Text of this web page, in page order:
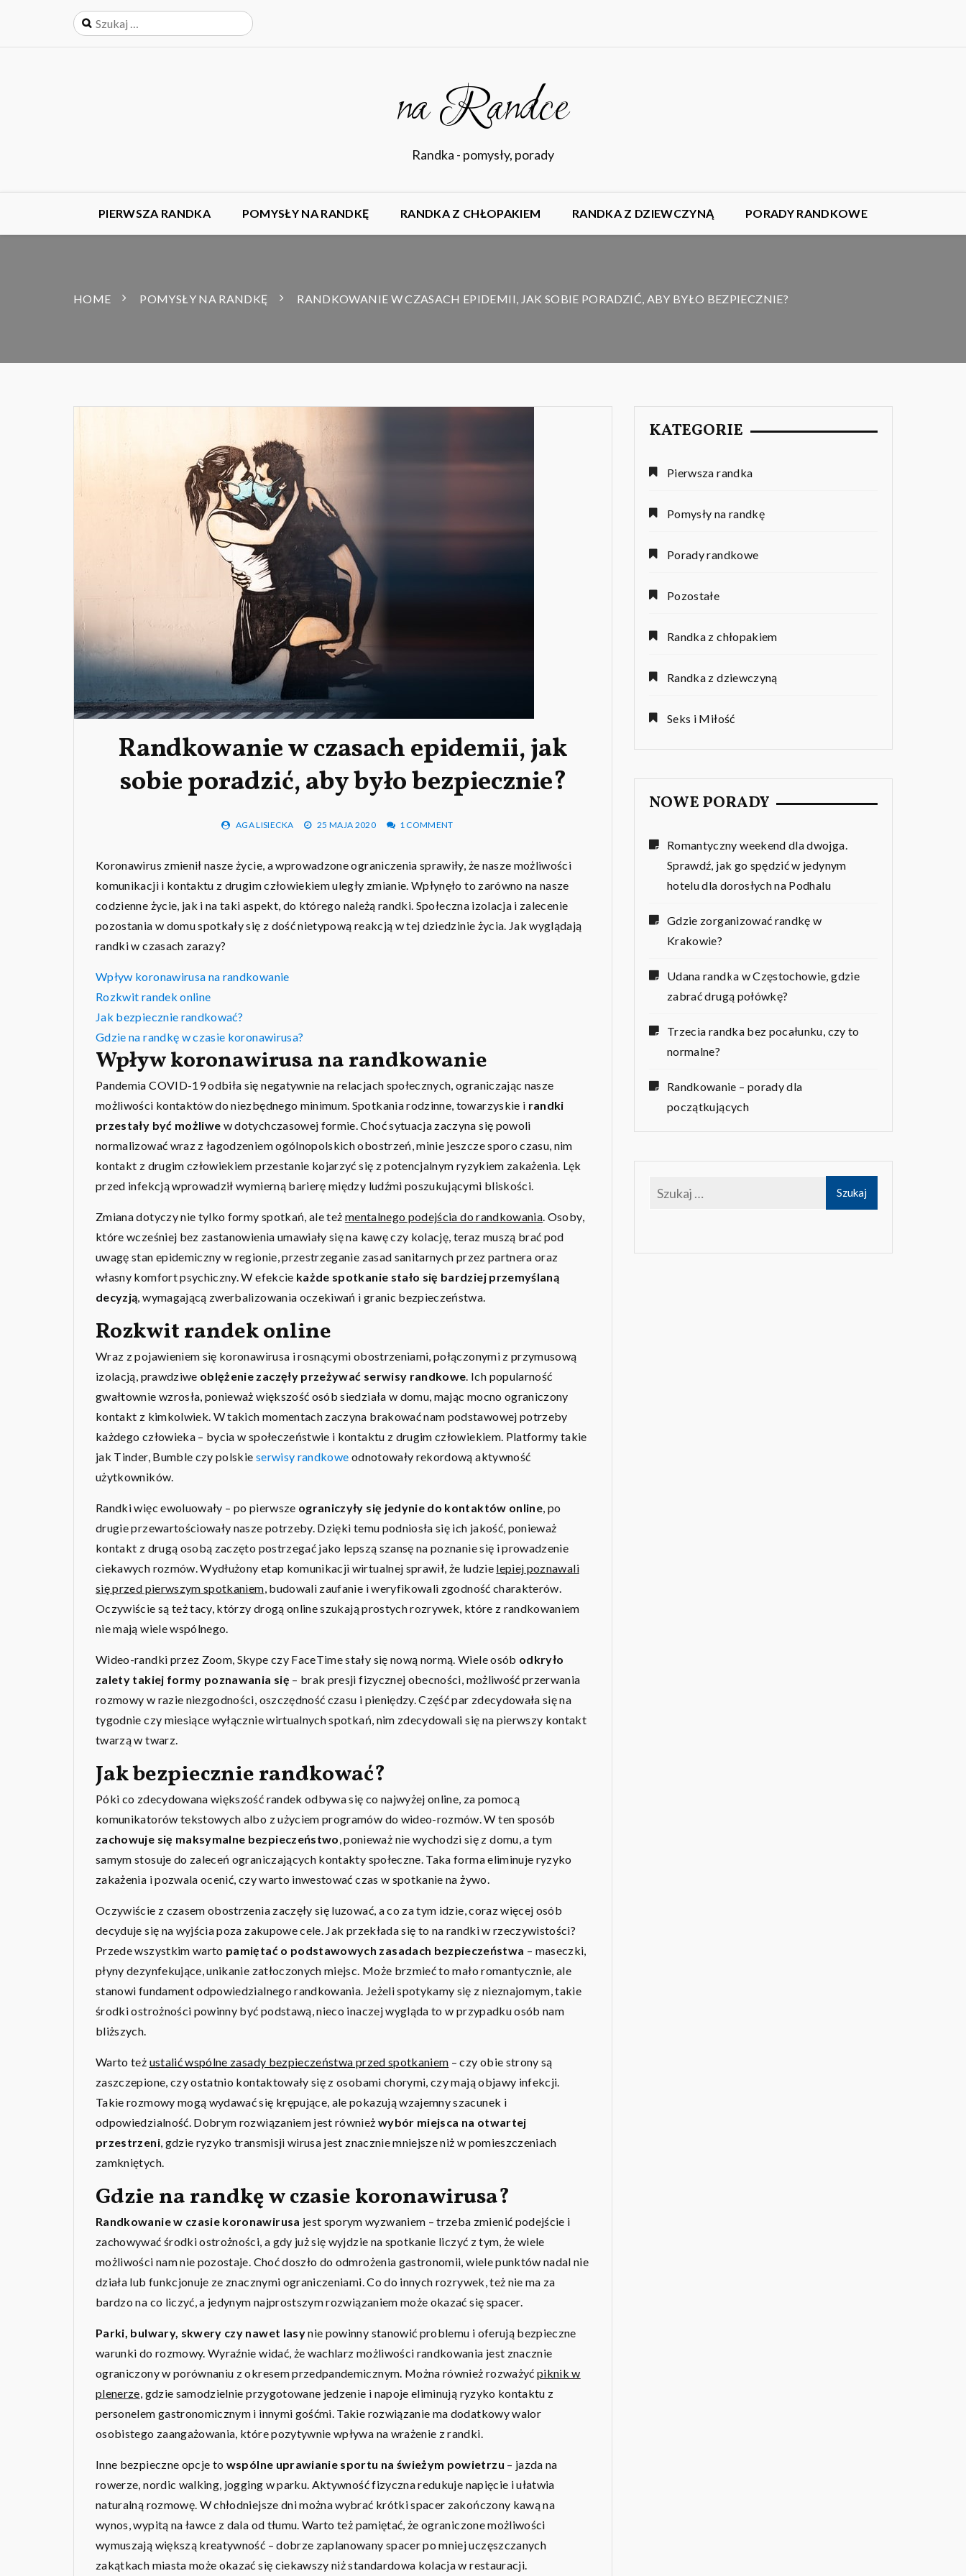
na Randce
Randka - pomysły, porady
PIERWSZA RANDKA POMYSŁY NA RANDKĘ RANDKA Z CHŁOPAKIEM RANDKA Z DZIEWCZYNĄ PORADY RANDKOWE
HOME POMYSŁY NA RANDKĘ RANDKOWANIE W CZASACH EPIDEMII, JAK SOBIE PORADZIĆ, ABY BYŁO BEZPIECZNIE?
Randkowanie w czasach epidemii, jak
sobie poradzić, aby było bezpiecznie?
AGA LISIECKA 25 MAJA 2020 1 COMMENT
Koronawirus zmienił nasze życie, a wprowadzone ograniczenia sprawiły, że nasze możliwości
komunikacji i kontaktu z drugim człowiekiem uległy zmianie. Wpłynęło to zarówno na nasze
codzienne życie, jak i na taki aspekt, do którego należą randki. Społeczna izolacja i zalecenie
pozostania w domu spotkały się z dość nietypową reakcją w tej dziedzinie życia. Jak wyglądają
randki w czasach zarazy?
Wpływ koronawirusa na randkowanie
Rozkwit randek online
Jak bezpiecznie randkować?
Gdzie na randkę w czasie koronawirusa?
Wpływ koronawirusa na randkowanie
Pandemia COVID-19 odbiła się negatywnie na relacjach społecznych, ograniczając nasze
możliwości kontaktów do niezbędnego minimum. Spotkania rodzinne, towarzyskie i randki
przestały być możliwe w dotychczasowej formie. Choć sytuacja zaczyna się powoli
normalizować wraz z łagodzeniem ogólnopolskich obostrzeń, minie jeszcze sporo czasu, nim
kontakt z drugim człowiekiem przestanie kojarzyć się z potencjalnym ryzykiem zakażenia. Lęk
przed infekcją wprowadził wymierną barierę między ludźmi poszukującymi bliskości.
Zmiana dotyczy nie tylko formy spotkań, ale też mentalnego podejścia do randkowania. Osoby,
które wcześniej bez zastanowienia umawiały się na kawę czy kolację, teraz muszą brać pod
uwagę stan epidemiczny w regionie, przestrzeganie zasad sanitarnych przez partnera oraz
własny komfort psychiczny. W efekcie każde spotkanie stało się bardziej przemyślaną
decyzją, wymagającą zwerbalizowania oczekiwań i granic bezpieczeństwa.
Rozkwit randek online
Wraz z pojawieniem się koronawirusa i rosnącymi obostrzeniami, połączonymi z przymusową
izolacją, prawdziwe oblężenie zaczęły przeżywać serwisy randkowe. Ich popularność
gwałtownie wzrosła, ponieważ większość osób siedziała w domu, mając mocno ograniczony
kontakt z kimkolwiek. W takich momentach zaczyna brakować nam podstawowej potrzeby
każdego człowieka – bycia w społeczeństwie i kontaktu z drugim człowiekiem. Platformy takie
jak Tinder, Bumble czy polskie serwisy randkowe odnotowały rekordową aktywność
użytkowników.
Randki więc ewoluowały – po pierwsze ograniczyły się jedynie do kontaktów online, po
drugie przewartościowały nasze potrzeby. Dzięki temu podniosła się ich jakość, ponieważ
kontakt z drugą osobą zaczęto postrzegać jako lepszą szansę na poznanie się i prowadzenie
ciekawych rozmów. Wydłużony etap komunikacji wirtualnej sprawił, że ludzie lepiej poznawali
się przed pierwszym spotkaniem, budowali zaufanie i weryfikowali zgodność charakterów.
Oczywiście są też tacy, którzy drogą online szukają prostych rozrywek, które z randkowaniem
nie mają wiele wspólnego.
Wideo-randki przez Zoom, Skype czy FaceTime stały się nową normą. Wiele osób odkryło
zalety takiej formy poznawania się – brak presji fizycznej obecności, możliwość przerwania
rozmowy w razie niezgodności, oszczędność czasu i pieniędzy. Część par zdecydowała się na
tygodnie czy miesiące wyłącznie wirtualnych spotkań, nim zdecydowali się na pierwszy kontakt
twarzą w twarz.
Jak bezpiecznie randkować?
Póki co zdecydowana większość randek odbywa się co najwyżej online, za pomocą
komunikatorów tekstowych albo z użyciem programów do wideo-rozmów. W ten sposób
zachowuje się maksymalne bezpieczeństwo, ponieważ nie wychodzi się z domu, a tym
samym stosuje do zaleceń ograniczających kontakty społeczne. Taka forma eliminuje ryzyko
zakażenia i pozwala ocenić, czy warto inwestować czas w spotkanie na żywo.
Oczywiście z czasem obostrzenia zaczęły się luzować, a co za tym idzie, coraz więcej osób
decyduje się na wyjścia poza zakupowe cele. Jak przekłada się to na randki w rzeczywistości?
Przede wszystkim warto pamiętać o podstawowych zasadach bezpieczeństwa – maseczki,
płyny dezynfekujące, unikanie zatłoczonych miejsc. Może brzmieć to mało romantycznie, ale
stanowi fundament odpowiedzialnego randkowania. Jeżeli spotykamy się z nieznajomym, takie
środki ostrożności powinny być podstawą, nieco inaczej wygląda to w przypadku osób nam
bliższych.
Warto też ustalić wspólne zasady bezpieczeństwa przed spotkaniem – czy obie strony są
zaszczepione, czy ostatnio kontaktowały się z osobami chorymi, czy mają objawy infekcji.
Takie rozmowy mogą wydawać się krępujące, ale pokazują wzajemny szacunek i
odpowiedzialność. Dobrym rozwiązaniem jest również wybór miejsca na otwartej
przestrzeni, gdzie ryzyko transmisji wirusa jest znacznie mniejsze niż w pomieszczeniach
zamkniętych.
Gdzie na randkę w czasie koronawirusa?
Randkowanie w czasie koronawirusa jest sporym wyzwaniem – trzeba zmienić podejście i
zachowywać środki ostrożności, a gdy już się wyjdzie na spotkanie liczyć z tym, że wiele
możliwości nam nie pozostaje. Choć doszło do odmrożenia gastronomii, wiele punktów nadal nie
działa lub funkcjonuje ze znacznymi ograniczeniami. Co do innych rozrywek, też nie ma za
bardzo na co liczyć, a jedynym najprostszym rozwiązaniem może okazać się spacer.
Parki, bulwary, skwery czy nawet lasynie powinny stanowić problemu i oferują bezpieczne
warunki do rozmowy. Wyraźnie widać, że wachlarz możliwości randkowania jest znacznie
ograniczony w porównaniu z okresem przedpandemicznym. Można również rozważyć piknik w
plenerze, gdzie samodzielnie przygotowane jedzenie i napoje eliminują ryzyko kontaktu z
personelem gastronomicznym i innymi gośćmi. Takie rozwiązanie ma dodatkowy walor
osobistego zaangażowania, które pozytywnie wpływa na wrażenie z randki.
Inne bezpieczne opcje to wspólne uprawianie sportu na świeżym powietrzu – jazda na
rowerze, nordic walking, jogging w parku. Aktywność fizyczna redukuje napięcie i ułatwia
naturalną rozmowę. W chłodniejsze dni można wybrać krótki spacer zakończony kawą na
wynos, wypitą na ławce z dala od tłumu. Warto też pamiętać, że ograniczone możliwości
wymuszają większą kreatywność – dobrze zaplanowany spacer po mniej uczęszczanych
zakątkach miasta może okazać się ciekawszy niż standardowa kolacja w restauracji.
KATEGORIE
Pierwsza randka
Pomysły na randkę
Porady randkowe
Pozostałe
Randka z chłopakiem
Randka z dziewczyną
Seks i Miłość
NOWE PORADY
Romantyczny weekend dla dwojga.
Sprawdź, jak go spędzić w jedynym
hotelu dla dorosłych na Podhalu
Gdzie zorganizować randkę w
Krakowie?
Udana randka w Częstochowie, gdzie
zabrać drugą połówkę?
Trzecia randka bez pocałunku, czy to
normalne?
Randkowanie – porady dla
początkujących